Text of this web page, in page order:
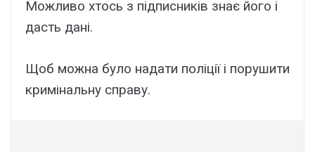
Можливо хтось з підписників знає його і
дасть дані.
Щоб можна було надати поліції і порушити
кримінальну справу.